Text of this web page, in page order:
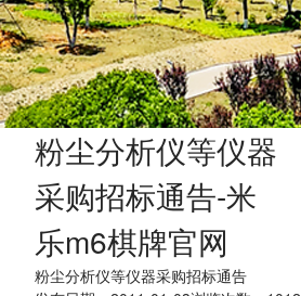
粉尘分析仪等仪器
采购招标通告-米
乐m6棋牌官网
粉尘分析仪等仪器采购招标通告